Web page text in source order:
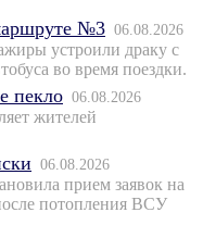
№3 06.08.2026
устроили драку с
во время поездки.
пекло 06.08.2026
жителей
06.08.2026
прием заявок на
потопления ВСУ